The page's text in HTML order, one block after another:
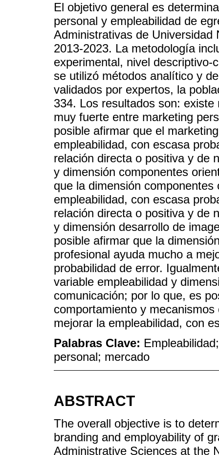
El objetivo general es
personal y empleabilidad de
Administrativas de Universidad
2013-2023. La metodología
experimental, nivel descriptivo-
se utilizó métodos analítico y
validados por expertos, la
334. Los resultados son:
muy fuerte entre marketing
posible afirmar que el
empleabilidad, con escasa
relación directa o positiva y de
y dimensión componentes
que la dimensión
empleabilidad, con escasa
relación directa o positiva y de
y dimensión desarrollo de
posible afirmar que la
profesional ayuda mucho a
probabilidad de error.
variable empleabilidad y
comunicación; por lo que, es
comportamiento y
mejorar la empleabilidad, con
Palabras Clave:
personal; mercado
ABSTRACT
The overall objective is to
branding and employability of
Administrative Sciences at the